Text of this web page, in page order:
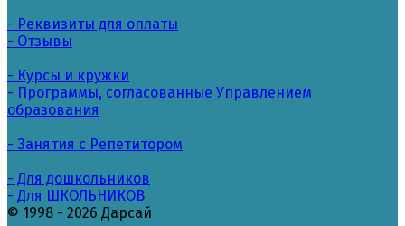
- Реквизиты для оплаты
- Отзывы
- Курсы и кружки
- Программы, согласованные Управлением
образования
- Занятия с Репетитором
- Для дошкольников
- Для ШКОЛЬНИКОВ
© 1998 - 2026 Дарсай